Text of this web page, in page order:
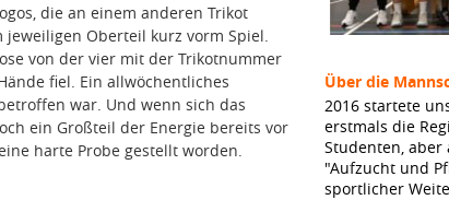
die an einem anderen Trikot
Oberteil kurz vorm Spiel.
von der vier mit der Trikotnummer
fiel. Ein allwöchentliches
war. Und wenn sich das
ein Großteil der Energie bereits vor
harte Probe gestellt worden.
Über die
2016 startete
erstmals die
Studenten, aber
"Aufzucht und
sportlicher